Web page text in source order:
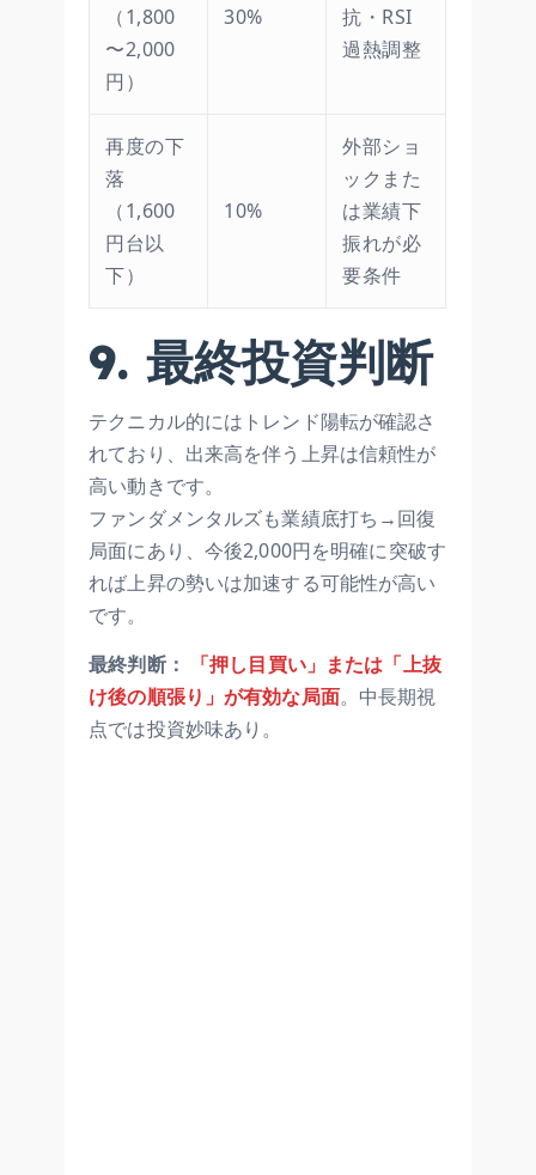
（1,800
〜2,000
円）
30%
抗・RSI
過熱調整
再度の下
落
（1,600
円台以
下）
10%
外部ショ
ックまた
は業績下
振れが必
要条件
9. 最終投資判断
テクニカル的にはトレンド陽転が確認さ
れており、出来高を伴う上昇は信頼性が
高い動きです。
ファンダメンタルズも業績底打ち→回復
局面にあり、今後2,000円を明確に突破す
れば上昇の勢いは加速する可能性が高い
です。
最終判断：
「押し目買い」または「上抜
け後の順張り」が有効な局面。中長期視
点では投資妙味あり。